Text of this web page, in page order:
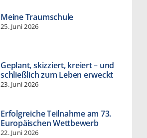
Meine Traumschule
25. Juni 2026
Geplant, skizziert, kreiert – und
schließlich zum Leben erweckt
23. Juni 2026
Erfolgreiche Teilnahme am 73.
Europäischen Wettbewerb
22. Juni 2026